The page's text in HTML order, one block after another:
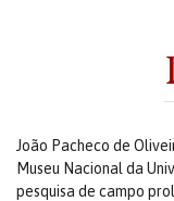
João Pacheco de
Museu Nacional da
pesquisa de campo